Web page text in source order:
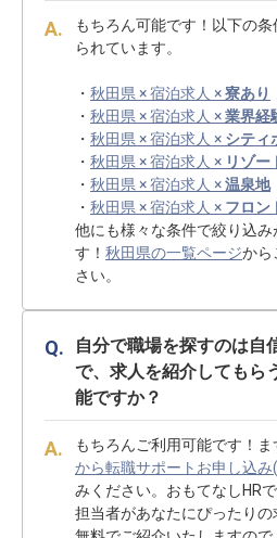
もちろん可能です！以下の条
られています。
・ 秋田県 × 宿泊求人 ×寮あり
・ 秋田県 × 宿泊求人 ×業界経
・ 秋田県 × 宿泊求人 × シティ
・ 秋田県 × 宿泊求人 × リゾー
・ 秋田県 × 宿泊求人 ×温泉地
・ 秋田県 × 宿泊求人 × フロン
他にも様々な条件で絞り込み
す！ 秋田県の一覧ページから
さい。
自分で職場を探すのは自
で、求人を紹介してもら
能ですか？
もちろんご利用可能です！ま
から転職サポートお申し込み
みください。おもてなしHR
担当者があなたにぴったりの